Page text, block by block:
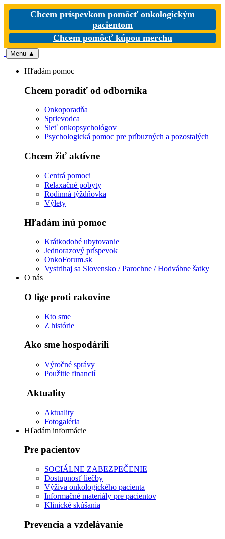
Chcem príspevkom pomôcť onkologickým
pacientom
Chcem pomôcť kúpou merchu
Menu ▲
Hľadám pomoc
Chcem poradiť od odborníka
Onkoporadňa
Sprievodca
Sieť onkopsychológov
Psychologická pomoc pre príbuzných a pozostalých
Chcem žiť aktívne
Centrá pomoci
Relaxačné pobyty
Rodinná týždňovka
Výlety
Hľadám inú pomoc
Krátkodobé ubytovanie
Jednorazový príspevok
OnkoForum.sk
Vystrihaj sa Slovensko / Parochne / Hodvábne šatky
O nás
O lige proti rakovine
Kto sme
Z histórie
Ako sme hospodárili
Výročné správy
Použitie financií
Aktuality
Aktuality
Fotogaléria
Hľadám informácie
Pre pacientov
SOCIÁLNE ZABEZPEČENIE
Dostupnosť liečby
Výživa onkologického pacienta
Informačné materiály pre pacientov
Klinické skúšania
Prevencia a vzdelávanie